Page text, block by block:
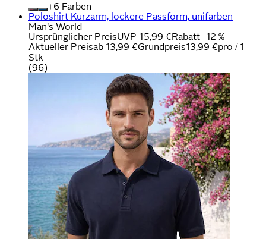
+
Farben
Poloshirt Kurzarm, lockere Passform, unifarben
Man's World
Ursprünglicher PreisUVP 15,99 €Rabatt- 12 %
Aktueller Preisab 13,99 €Grundpreis13,99 €pro / 1
Stk
(96)